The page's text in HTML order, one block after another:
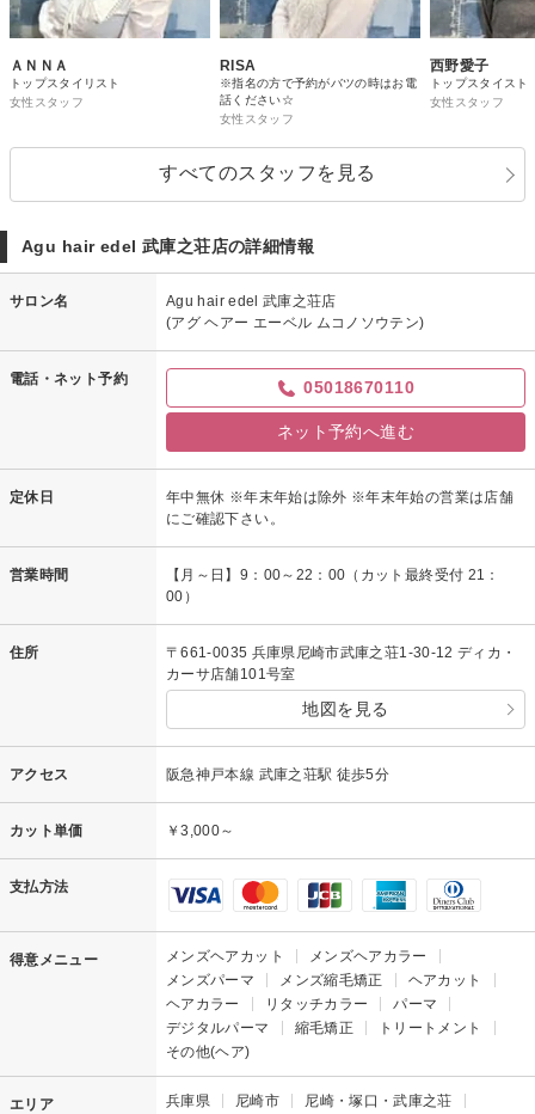
ＡＮＮＡ
トップスタイリスト
女性スタッフ
RISA
※指名の方で予約がバツの時はお電
話ください☆
女性スタッフ
西野愛子
トップスタイスト
女性スタッフ
すべてのスタッフを見る
Agu hair edel 武庫之荘店の詳細情報
サロン名
Agu hair edel 武庫之荘店
(アグ ヘアー エーベル ムコノソウテン)
電話・ネット予約 05018670110
ネット予約へ進む
定休日
年中無休 ※年末年始は除外 ※年末年始の営業は店舗
にご確認下さい。
営業時間
【月～日】9：00～22：00（カット最終受付 21：
00）
住所
〒661-0035 兵庫県尼崎市武庫之荘1-30-12 ディカ・
カーサ店舗101号室
地図を見る
アクセス 阪急神戸本線 武庫之荘駅 徒歩5分
カット単価 ￥3,000～
支払方法
得意メニュー メンズヘアカット
メンズヘアカラー
メンズパーマ
メンズ縮毛矯正
ヘアカット
ヘアカラー
リタッチカラー
パーマ
デジタルパーマ
縮毛矯正
トリートメント
その他(ヘア)
エリア 兵庫県 尼崎市
尼崎・塚口・武庫之荘